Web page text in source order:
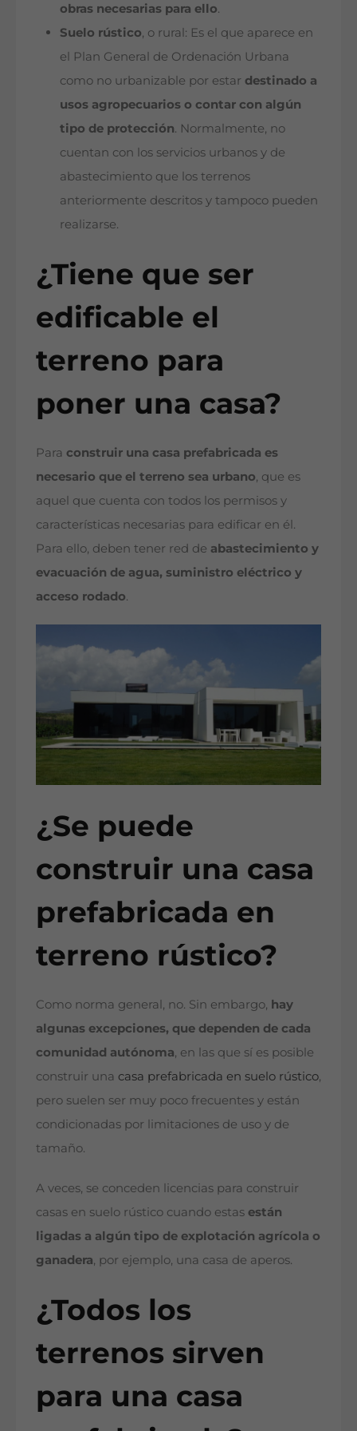
obras necesarias para ello.
Suelo rústico , o rural: Es el que aparece en
el Plan General de Ordenación Urbana
como no urbanizable por estar destinado a
usos agropecuarios o contar con algún
tipo de protección. Normalmente, no
cuentan con los servicios urbanos y de
abastecimiento que los terrenos
anteriormente descritos y tampoco pueden
realizarse.
¿Tiene que ser
edificable el
terreno para
poner una casa?
Para construir una casa prefabricada es
necesario que el terreno sea urbano , que es
aquel que cuenta con todos los permisos y
características necesarias para edificar en él.
Para ello, deben tener red de abastecimiento y
evacuación de agua, suministro eléctrico y
acceso rodado.
¿Se puede
construir una casa
prefabricada en
terreno rústico?
Como norma general, no. Sin embargo, hay
algunas excepciones, que dependen de cada
comunidad autónoma, en las que sí es posible
construir una casa prefabricada en suelo rústico,
pero suelen ser muy poco frecuentes y están
condicionadas por limitaciones de uso y de
tamaño.
A veces, se conceden licencias para construir
casas en suelo rústico cuando estas están
ligadas a algún tipo de explotación agrícola o
ganadera, por ejemplo, una casa de aperos.
¿Todos los
terrenos sirven
para una casa